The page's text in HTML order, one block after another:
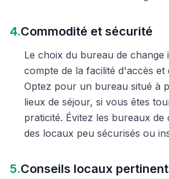
4.Commodité et sécurité
Le choix du bureau de change
compte de la facilité d'accès et
Optez pour un bureau situé à
lieux de séjour, si vous êtes
praticité. Évitez les bureaux de
des locaux peu sécurisés ou
5.Conseils locaux